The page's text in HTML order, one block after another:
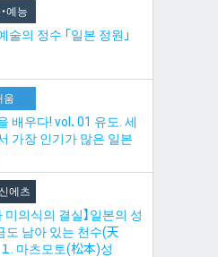
예능
술의 정수 「일본 정원」
움
배우다! vol．01 유도. 세
가장 인기가 많은 일본
에츠
미의식의 결실】일본의 성
도 남아 있는 천수(天
. 마츠모토(松本)성